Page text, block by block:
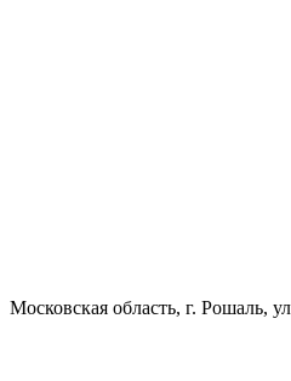
Московская область, г. Рошаль,